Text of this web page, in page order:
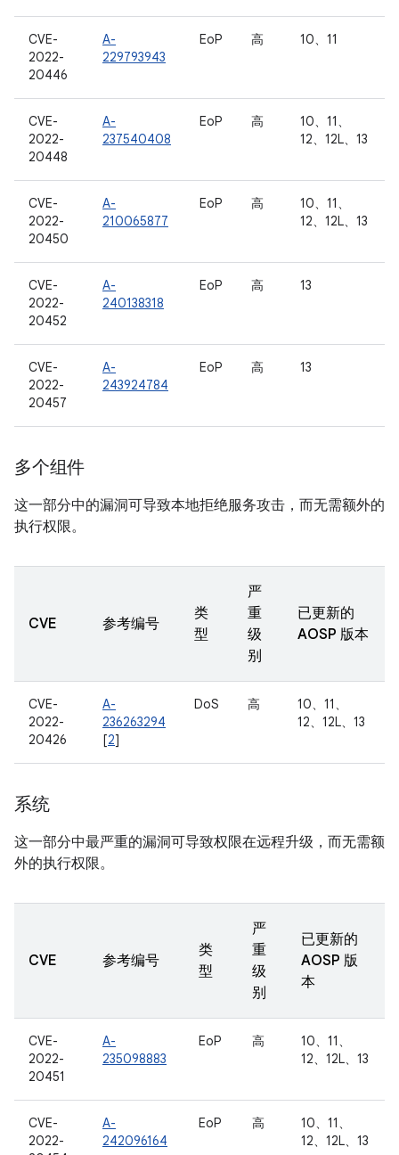
CVE-
2022-
20446
A-
229793943
EoP 高 10、11
CVE-
2022-
20448
A-
237540408
EoP 高
10、11、
12、12L、13
CVE-
2022-
20450
A-
210065877
EoP 高
10、11、
12、12L、13
CVE-
2022-
20452
A-
240138318
EoP 高 13
CVE-
2022-
20457
A-
243924784
EoP 高 13
多个组件
这一部分中的漏洞可导致本地拒绝服务攻击，而无需额外的
执行权限。
CVE 参考编号
类
型
严
重
级
别
已更新的
AOSP 版本
CVE-
2022-
20426
A-
236263294
[2]
DoS 高
10、11、
12、12L、13
系统
这一部分中最严重的漏洞可导致权限在远程升级，而无需额
外的执行权限。
CVE 参考编号
类
型
严
重
级
别
已更新的
AOSP 版
本
CVE-
2022-
20451
A-
235098883
EoP 高
10、11、
12、12L、13
CVE-
2022-
A-
242096164
EoP 高
10、11、
12、12L、13